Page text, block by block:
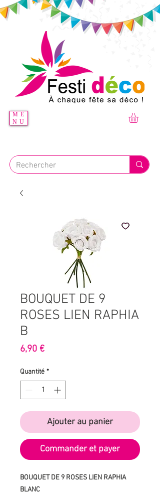
ME
NU
BOUQUET DE 9
ROSES LIEN RAPHIA
B
6,90 €Prix
Quantité *
Ajouter au panier
Commander et payer
BOUQUET DE 9 ROSES LIEN RAPHIA
BLANC